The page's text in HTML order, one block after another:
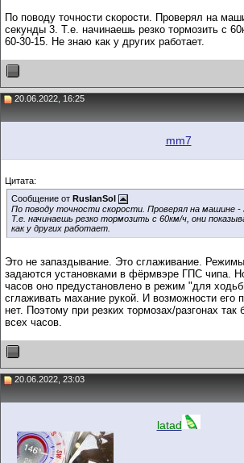
По поводу точности скорости. Проверял на
секунды 3. Т.е. начинаешь резко тормозить с
60-30-15. Не знаю как у других работает.
20.06.2022, 16:25
mm7
Цитата:
Сообщение от RuslanSol
По поводу точности скорости. Проверял на машине -
Т.е. начинаешь резко тормозить с 60км/ч, они
как у других работает.
Это не запаздывание. Это сглаживание.
задаются установками в фёрмвэре ГПС чипа.
часов оно предустановлено в режим "для
сглаживать махание рукой. И возможности его
нет. Поэтому при резких тормозах/разгонах так
всех часов.
20.06.2022, 23:03
latad